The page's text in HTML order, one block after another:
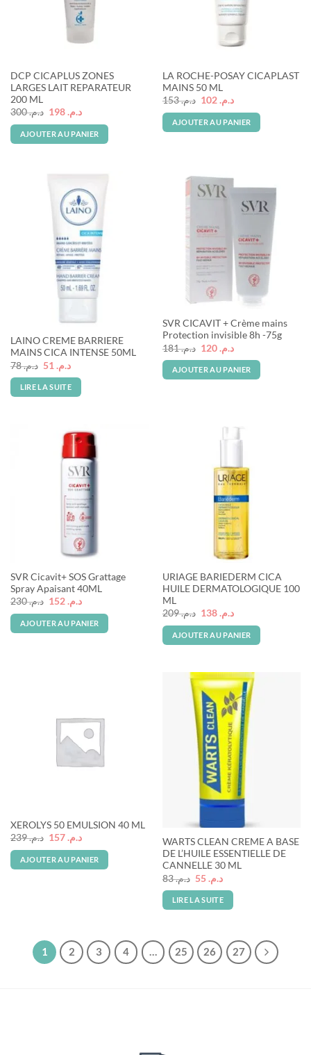
DCP CICAPLUS ZONES
LARGES LAIT REPARATEUR
200 ML
د.م.300
Le
initial
était :
د.م. 300.
د.م.198
Le
actuel
est :
AJOUTER AU PANIER
LA ROCHE-POSAY CICAPLAST
MAINS 50 ML
د.م.153
Le
initial
était :
د.م. 153.
د.م.102
Le
actuel
est :
AJOUTER AU PANIER
Rupture de stock
LAINO CREME BARRIERE
MAINS CICA INTENSE 50ML
د.م.78
Le
prix
initial
était :
د.م.Le
actuel
est :
LIRE LA SUITE
SVR CICAVIT + Crème mains
Protection invisible 8h -75g
د.م.181
Le
initial
était :
د.م.120
Le
actuel
est :
AJOUTER AU PANIER
SVR Cicavit+ SOS Grattage
Spray Apaisant 40ML
د.م.230
Le
initial
était :
د.م. 230.
د.م.152
Le
actuel
est :
AJOUTER AU PANIER
URIAGE BARIEDERM CICA
HUILE DERMATOLOGIQUE 100
ML
د.م.209
Le
initial
était :
د.م. 209.
د.م.138
Le
actuel
est :
AJOUTER AU PANIER
XEROLYS 50 EMULSION 40 ML
د.م.239
Le
initial
était :
د.م. 239.
د.م.157
Le
actuel
est :
AJOUTER AU PANIER
WARTS CLEAN CREME A BASE
DE L’HUILE ESSENTIELLE DE
CANNELLE 30 ML
د.م.83
Le
prix
initial
était :
د.م.55
Le
actuel
est :
LIRE LA SUITE
1 2 3 4 … 25 26 27